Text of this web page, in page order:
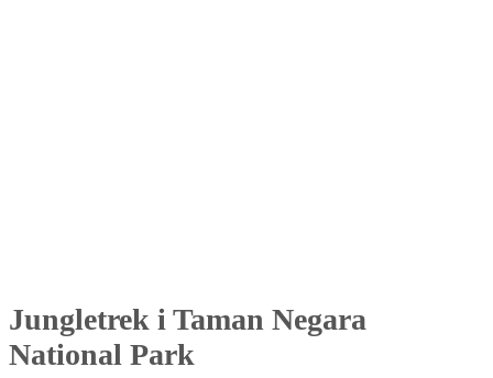
Jungletrek i Taman Negara
National Park